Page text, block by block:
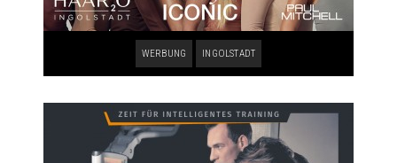
WERBUNG INGOLSTADT